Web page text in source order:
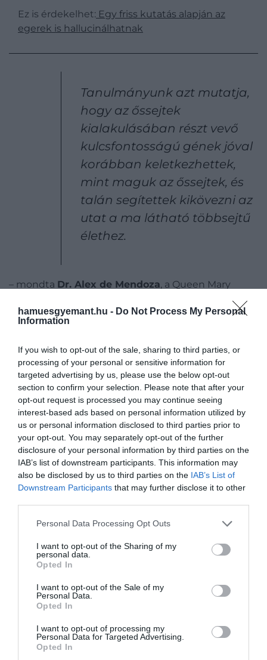
hamuesgyemant.hu - Do Not Process My Personal
Information
If you wish to opt-out of the sale, sharing to third parties, or
processing of your personal or sensitive information for
targeted advertising by us, please use the below opt-out
section to confirm your selection. Please note that after your
opt-out request is processed you may continue seeing
interest-based ads based on personal information utilized by
us or personal information disclosed to third parties prior to
your opt-out. You may separately opt-out of the further
disclosure of your personal information by third parties on the
IAB’s list of downstream participants. This information may
also be disclosed by us to third parties on the IAB’s List of
Downstream Participants that may further disclose it to other
Please note that this website/app uses one or more Google
not limited to your visit or usage behaviour. You may click to
grant or deny consent to Google and its third-party tags to
use your data for below specified purposes in below Google
consent section.
Personal Data Processing Opt Outs
I want to opt-out of the Sharing of my
personal data.
Opted In
I want to opt-out of the Sale of my
Personal Data.
Opted In
I want to opt-out of processing my
Personal Data for Targeted Advertising.
Opted In
Ez is érdekelhet: Egy friss kutatás alapján az
egerek is hallucinálhatnak
Tanulmányunk azt mutatja,
hogy az őssejtek
kialakulásában részt vevő
kulcsfontosságú gének jóval
korábban keletkezhettek,
mint maguk az őssejtek, és
talán segítettek kikövezni az
utat a ma látható többsejtű
élethez.
– mondta Dr. Alex de Mendoza, a Queen Mary
De Mendoza vezetésével és a Hongkongi
hogy a galléros ostorosok rendelkeznek a Sox és
POU gének változataival – vagyis az őssejtek azon
képességének kulcsfontosságú mozgatórugóival,
hogy bármilyen sejttípussá differenciálódjanak.
Illusztráció
Eddig úgy gondolták, hogy ezek a gének kizárólag